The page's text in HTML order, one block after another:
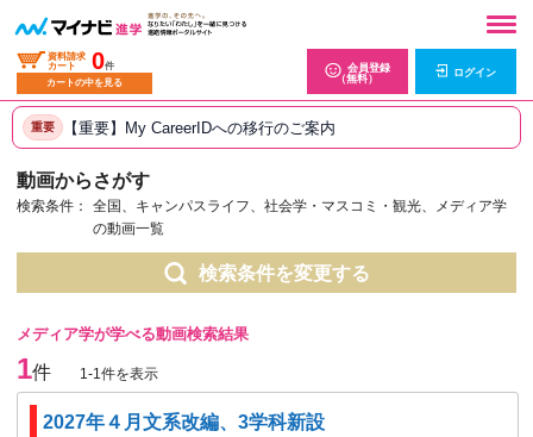
資料請求
カート
0件
カートの中を見る
会員登録
（無料）
ログイン
重要 【重要】My CareerIDへの移行のご案内
動画からさがす
検索条件：
全国、キャンパスライフ、社会学・マスコミ・観光、メディア学
の動画一覧
検索条件を変更する
メディア学が学べる動画検索結果
1件 1-1件を表示
2027年４月文系改編、3学科新設